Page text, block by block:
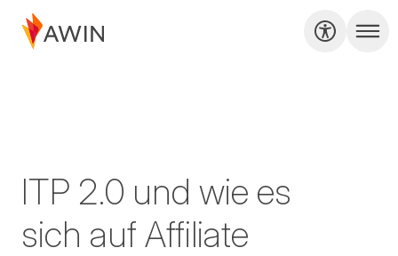
ITP 2.0 und wie es
sich auf Affiliate